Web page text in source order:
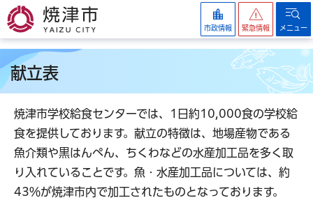
焼津市
市政情報 緊急情報 メニュー
献立表
焼津市学校給食センターでは、1日約10,000食の学校給
食を提供しております。献立の特徴は、地場産物である
魚介類や黒はんぺん、ちくわなどの水産加工品を多く取
り入れていることです。魚・水産加工品については、約
43％が焼津市内で加工されたものとなっております。